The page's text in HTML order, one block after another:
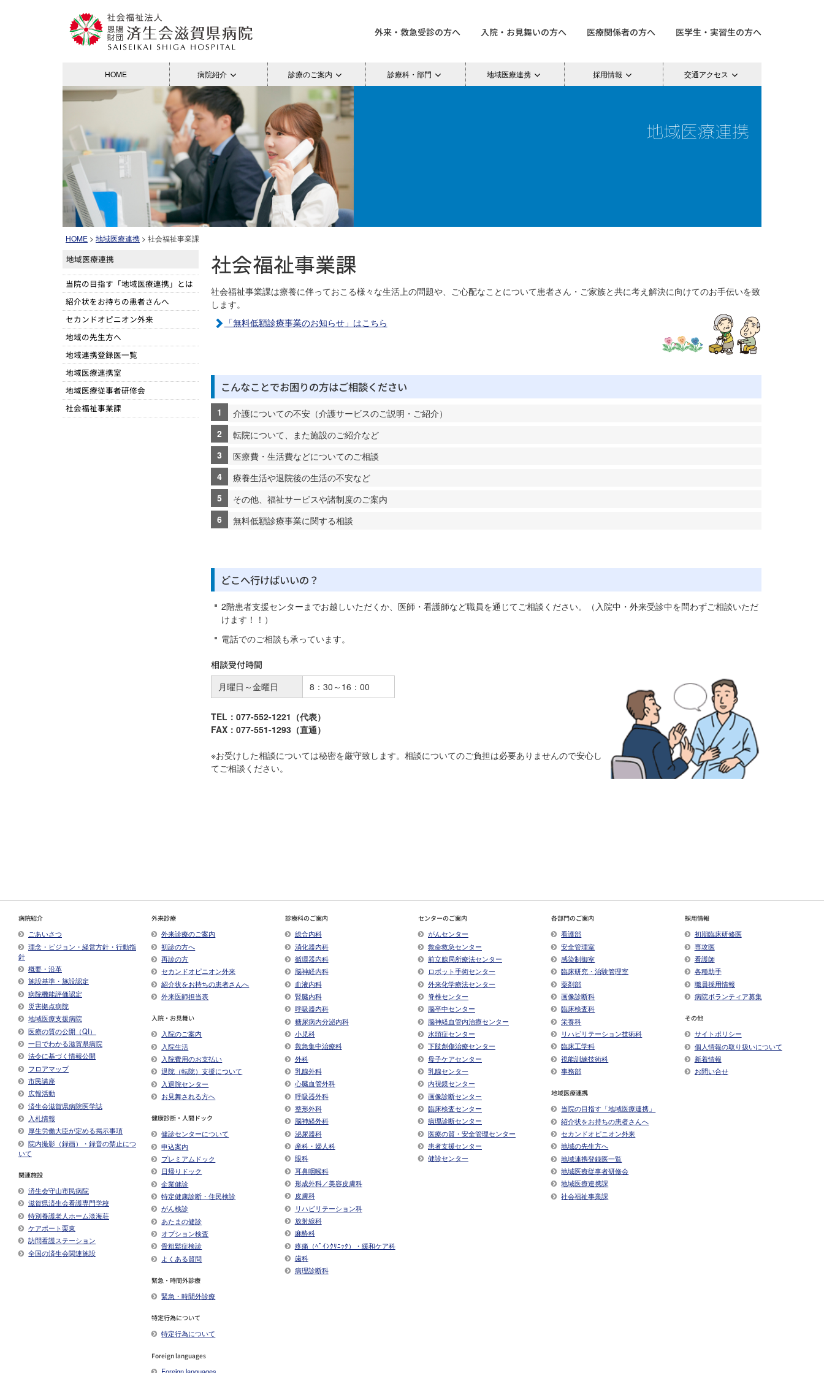
外来・救急受診の方へ 入院・お見舞いの方へ 医療関係者の方へ 医学生・実習生の方へ
HOME 病院紹介 診療のご案内 診療科・部門 地域医療連携 採用情報 交通アクセス
地域医療連携
HOME > 地域医療連携 > 社会福祉事業課
社会福祉事業課
社会福祉事業課は療養に伴っておこる様々な生活上の問題や、ご心配なことについて患者さん・ご家族と共に考え解決に向けてのお手伝いを致
します。
「無料低額診療事業のお知らせ」はこちら
こんなことでお困りの方はご相談ください
介護についての不安（介護サービスのご説明・ご紹介）
転院について、また施設のご紹介など
医療費・生活費などについてのご相談
療養生活や退院後の生活の不安など
その他、福祉サービスや諸制度のご案内
無料低額診療事業に関する相談
どこへ行けばいいの？
2階患者支援センターまでお越しいただくか、医師・看護師など職員を通じてご相談ください。
（入院中・外来受診中を問わずご相談いただ
けます！！）
電話でのご相談も承っています。
相談受付時間
月曜日～金曜日
8：30～16：00
TEL：077-552-1221（代表）
FAX：077-551-1293（直通）
※お受けした相談については秘密を厳守致します。 相談についてのご負担は必要ありませんので安心し
てご相談ください。
地域医療連携
当院の目指す「地域医療連携」とは
紹介状をお持ちの患者さんへ
セカンドオピニオン外来
地域の先生方へ
地域連携登録医一覧
地域医療連携室
地域医療従事者研修会
社会福祉事業課
病院紹介
ごあいさつ
理念・ビジョン・経営方針・行動指
針
概要・沿革
施設基準・施設認定
病院機能評価認定
災害拠点病院
地域医療支援病院
医療の質の公開（QI）
一目でわかる滋賀県病院
法令に基づく情報公開
フロアマップ
市民講座
広報活動
済生会滋賀県病院医学誌
入札情報
厚生労働大臣が定める掲示事項​
院内撮影（録画）・録音の禁止につ
いて
関連施設
済生会守山市民病院
滋賀県済生会看護専門学校
特別養護老人ホーム淡海荘
ケアポート栗東
訪問看護ステーション
全国の済生会関連施設
外来診療
外来診療のご案内
初診の方へ
再診の方
セカンドオピニオン外来
紹介状をお持ちの患者さんへ
外来医師担当表
入院・お見舞い
入院のご案内
入院生活
入院費用のお支払い
退院（転院）支援について
入退院センター
お見舞される方へ
健康診断・人間ドック
健診センターについて
申込案内
プレミアムドック
日帰りドック
企業健診
特定健康診断・住民検診
がん検診
あたまの健診
オプション検査
骨粗鬆症検診
よくある質問
緊急・時間外診療
緊急・時間外診療
特定行為について
特定行為について
Foreign languages
Foreign languages
診療科のご案内
総合内科
消化器内科
循環器内科
脳神経内科
血液内科
腎臓内科
呼吸器内科
糖尿病内分泌内科
小児科
救急集中治療科
外科
乳腺外科
心臓血管外科
呼吸器外科
整形外科
脳神経外科
泌尿器科
産科・婦人科
眼科
耳鼻咽喉科
形成外科／美容皮膚科
皮膚科
リハビリテーション科
放射線科
麻酔科
疼痛（ﾍﾟｲﾝｸﾘﾆｯｸ）・緩和ケア科
歯科
病理診断科
センターのご案内
がんセンター
救命救急センター
前立腺局所療法センター
ロボット手術センター
外来化学療法センター
脊椎センター
脳卒中センター
脳神経血管内治療センター
水頭症センター
下肢創傷治療センター
母子ケアセンター
乳腺センター
内視鏡センター
画像診断センター
臨床検査センター
病理診断センター
医療の質・安全管理センター
患者支援センター
健診センター
各部門のご案内
看護部
安全管理室
感染制御室
臨床研究・治験管理室
薬剤部
画像診断科
臨床検査科
栄養科
リハビリテーション技術科
臨床工学科
視能訓練技術科
事務部
地域医療連携
当院の目指す「地域医療連携」
紹介状をお持ちの患者さんへ
セカンドオピニオン外来
地域の先生方へ
地域連携登録医一覧
地域医療従事者研修会
地域医療連携課
社会福祉事業課
採用情報
初期臨床研修医
専攻医
看護師
各種助手
職員採用情報
病院ボランティア募集
その他
サイトポリシー
個人情報の取り扱いについて
新着情報
お問い合せ